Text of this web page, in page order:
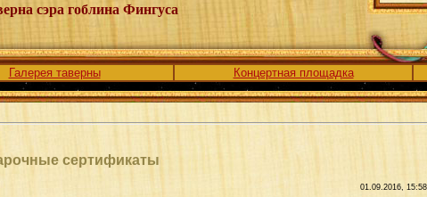
сэра гоблина Фингуса
Галерея таверны Концертная площадка
сертификаты
01.09.2016, 15:58